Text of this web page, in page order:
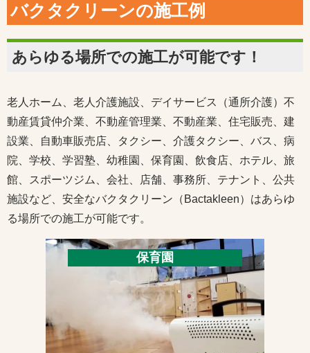
バクタクリーンの施工例
あらゆる場所での施工が可能です！
老人ホーム、老人介護施設、デイサービス（通所介護）不
動産賃貸仲介業、不動産管理業、不動産業、住宅販売、建
設業、自動車販売店、タクシー、介護タクシー、バス、病
院、学校、学習塾、幼稚園、保育園、飲食店、ホテル、旅
館、スポーツジム、会社、店舗、事務所、テナント、公共
施設など、安全なバクタクリーン（Bactakleen）はあらゆ
る場所での施工が可能です。
保育園